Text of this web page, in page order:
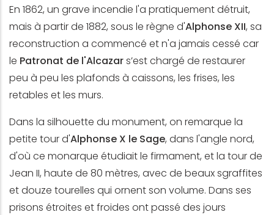
En 1862, un grave incendie l'a pratiquement détruit,
mais à partir de 1882, sous le règne d'Alphonse XII, sa
reconstruction a commencé et n'a jamais cessé car
le Patronat de l'Alcazars’est chargé de restaurer
peu à peu les plafonds à caissons, les frises, les
retables et les murs.
Dans la silhouette du monument, on remarque la
petite tour d'Alphonse X le Sage, dans l'angle nord,
d'où ce monarque étudiait le firmament, et la tour de
Jean II, haute de 80 mètres, avec de beaux sgraffites
et douze tourelles qui ornent son volume. Dans ses
prisons étroites et froides ont passé des jours